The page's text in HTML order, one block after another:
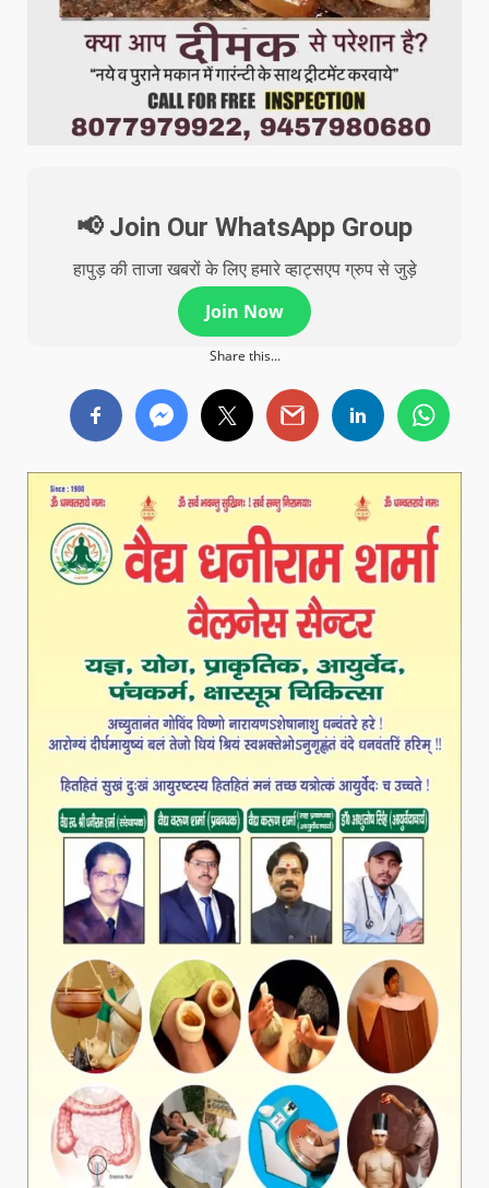
📢 Join Our WhatsApp Group
हापुड़ की ताजा खबरों के लिए हमारे व्हाट्सएप ग्रुप से जुड़े
Join Now
Share this...